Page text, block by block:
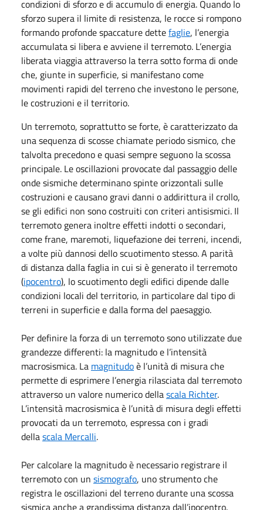
condizioni di sforzo e di accumulo di energia. Quando lo
sforzo supera il limite di resistenza, le rocce si rompono
formando profonde spaccature dettefaglie, l’energia
accumulata si libera e avviene il terremoto. L’energia
liberata viaggia attraverso la terra sotto forma di onde
che, giunte in superficie, si manifestano come
movimenti rapidi del terreno che investono le persone,
le costruzioni e il territorio.
Un terremoto, soprattutto se forte, è caratterizzato da
una sequenza di scosse chiamate periodo sismico, che
talvolta precedono e quasi sempre seguono la scossa
principale. Le oscillazioni provocate dal passaggio delle
onde sismiche determinano spinte orizzontali sulle
costruzioni e causano gravi danni o addirittura il crollo,
se gli edifici non sono costruiti con criteri antisismici. Il
terremoto genera inoltre effetti indotti o secondari,
come frane, maremoti, liquefazione dei terreni, incendi,
a volte più dannosi dello scuotimento stesso. A parità
di distanza dalla faglia in cui si è generato il terremoto
(ipocentro), lo scuotimento degli edifici dipende dalle
condizioni locali del territorio, in particolare dal tipo di
terreni in superficie e dalla forma del paesaggio.
Per definire la forza di un terremotosono utilizzate due
grandezze differenti: la magnitudo e l’intensità
macrosismica. La magnitudoè l’unità di misura che
permette di esprimere l’energia rilasciata dal terremoto
attraverso un valore numerico dellascala Richter.
L’intensità macrosismica è l’unità di misura degli effetti
provocati da un terremoto, espressa con i gradi
dellascala Mercalli.
Per calcolare la magnitudo è necessario registrare il
terremoto con un sismografo, uno strumento che
registra le oscillazioni del terreno durante una scossa
sismica anche a grandissima distanza dall’ipocentro.